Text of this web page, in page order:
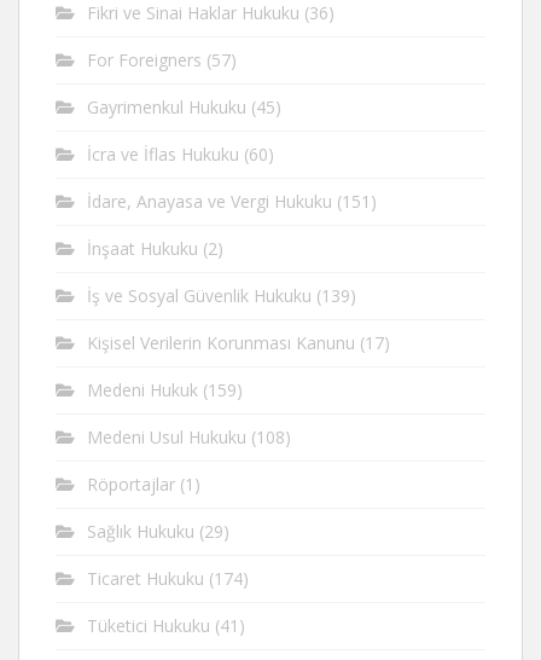
Fikri ve Sinai Haklar Hukuku (36)
For Foreigners (57)
Gayrimenkul Hukuku (45)
İcra ve İflas Hukuku (60)
İdare, Anayasa ve Vergi Hukuku (151)
İnşaat Hukuku (2)
İş ve Sosyal Güvenlik Hukuku (139)
Kişisel Verilerin Korunması Kanunu (17)
Medeni Hukuk (159)
Medeni Usul Hukuku (108)
Röportajlar (1)
Sağlık Hukuku (29)
Ticaret Hukuku (174)
Tüketici Hukuku (41)